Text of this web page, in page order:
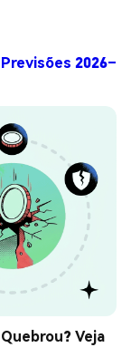
2026–
Veja